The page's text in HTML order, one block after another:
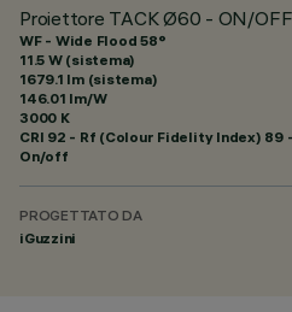
Proiettore TACK Ø60 - ON/
WF - Wide Flood 58°
11.5 W (sistema)
1679.1 lm (sistema)
146.01 lm/W
3000 K
CRI 92 - Rf (Colour Fidelity Index) 89
On/off
PROGETTATO DA
iGuzzini